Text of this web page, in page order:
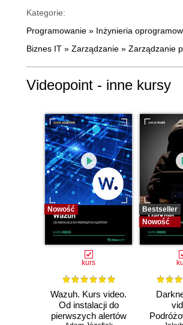
Kategorie:
Programowanie » Inżynieria
Biznes IT » Zarządzanie » Zarządzanie
Videopoint - inne kursy
Nowość
kurs
Wazuh. Kurs video.
Od instalacji do
pierwszych alertów
Bestseller
Nowość